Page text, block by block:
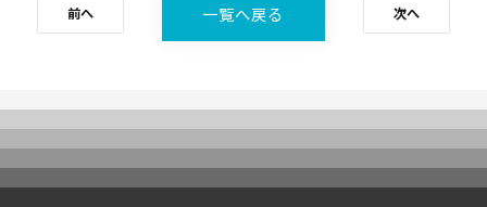
プログラム紹介
第一段階
前へ 一覧へ戻る 次へ